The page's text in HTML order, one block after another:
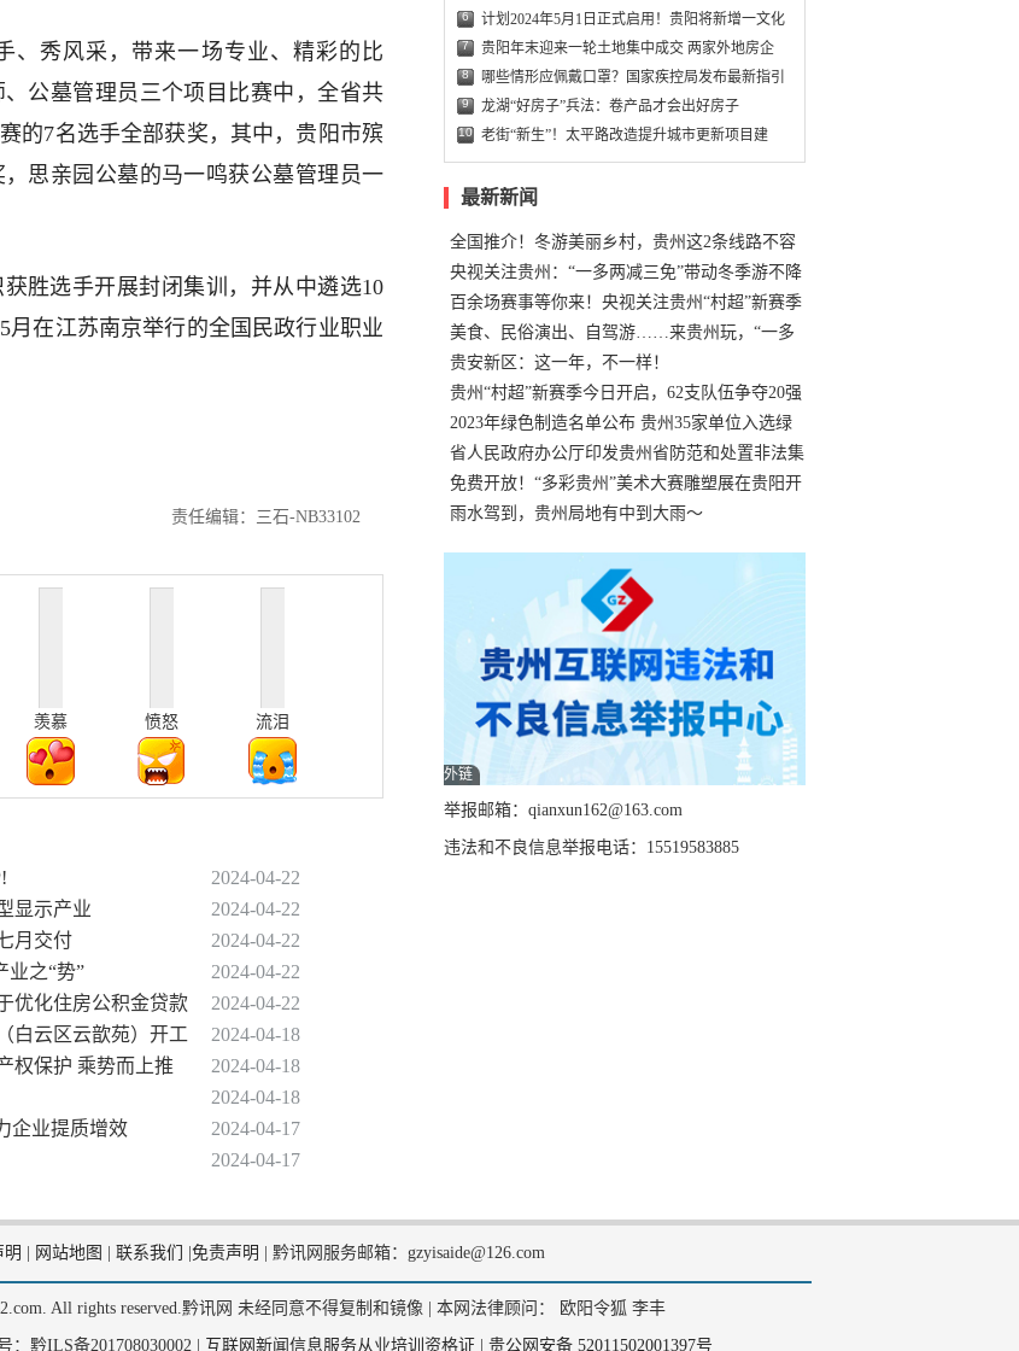
、秀风采，带来一场专业、精彩的比
公墓管理员三个项目比赛中，全省共
的7名选手全部获奖，其中，贵阳市殡
思亲园公墓的马一鸣获公墓管理员一
胜选手开展封闭集训，并从中遴选10
在江苏南京举行的全国民政行业职业
责任编辑：三石-NB33102
羡慕 愤怒 流泪
2024-04-22
显示产业
2024-04-22
月交付
2024-04-22
业之“势”
2024-04-22
优化住房公积金贷款
2024-04-22
白云区云歆苑）开工
2024-04-18
权保护 乘势而上推
2024-04-18
2024-04-18
企业提质增效
2024-04-17
2024-04-17
6 计划2024年5月1日正式启用！贵阳将新增一文化
7 贵阳年末迎来一轮土地集中成交 两家外地房企
8 哪些情形应佩戴口罩？国家疾控局发布最新指引
9 龙湖“好房子”兵法：卷产品才会出好房子
10 老街“新生”！太平路改造提升城市更新项目建
最新新闻
全国推介！冬游美丽乡村，贵州这2条线路不容
错过
央视关注贵州：“一多两减三免”带动冬季游不降
温
百余场赛事等你来！央视关注贵州“村超”新赛季
正式“打响”
美食、民俗演出、自驾游……来贵州玩，“一多
两减三免”！
贵安新区：这一年，不一样！
贵州“村超”新赛季今日开启，62支队伍争夺20强
名额
2023年绿色制造名单公布 贵州35家单位入选绿
色工厂
省人民政府办公厅印发贵州省防范和处置非法集
资工作实施细则
免费开放！“多彩贵州”美术大赛雕塑展在贵阳开
展，持续至1月19日
雨水驾到，贵州局地有中到大雨～
外链
举报邮箱：qianxun162@163.com
违法和不良信息举报电话：15519583885
明 网站地图 联系我们 免责声明 黔讯网服务邮箱：gzyisaide@126.com
All rights reserved.黔讯网 未经同意不得复制和镜像 | 本网法律顾问： 欧阳令狐 李丰
：黔ILS备201708030002 | 互联网新闻信息服务从业培训资格证 贵公网安备 52011502001397号